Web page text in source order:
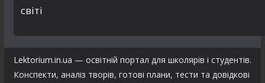
світі
Lektorium.in.ua — освітній портал для школярів і студентів.
Конспекти, аналіз творів, готові плани, тести та довідкові